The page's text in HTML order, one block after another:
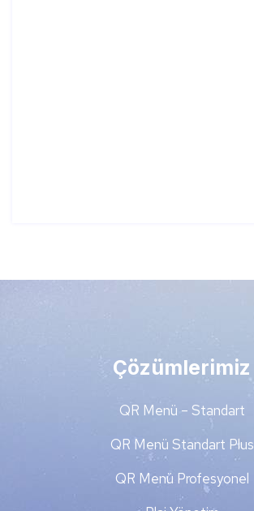
Çözümlerimiz
QR Menü – Standart
QR Menü Standart Plus
QR Menü Profesyonel